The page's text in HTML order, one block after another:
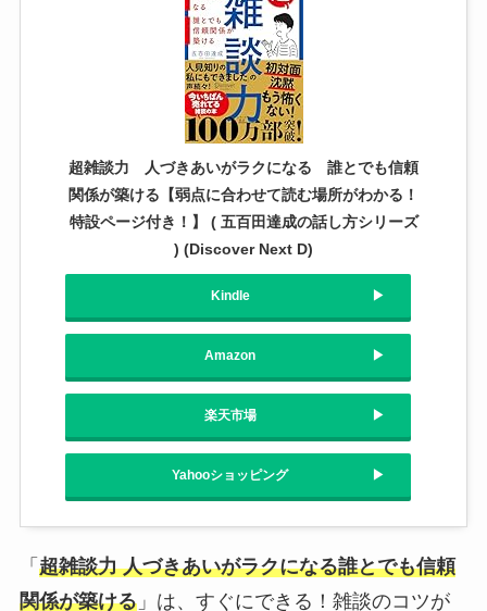
超雑談力 人づきあいがラクになる 誰とでも信頼
関係が築ける【弱点に合わせて読む場所がわかる！
特設ページ付き！】 ( 五百田達成の話し方シリーズ
) (Discover Next D)
Kindle
Amazon
楽天市場
Yahooショッピング
「 超雑談力 人づきあいがラクになる誰とでも信頼
関係が築ける」は、すぐにできる！雑談のコツが